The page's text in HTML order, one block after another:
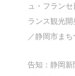
ュ・フラン
ランス観光
／静岡市ま
告知：静岡